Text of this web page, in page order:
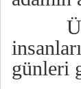
günleri